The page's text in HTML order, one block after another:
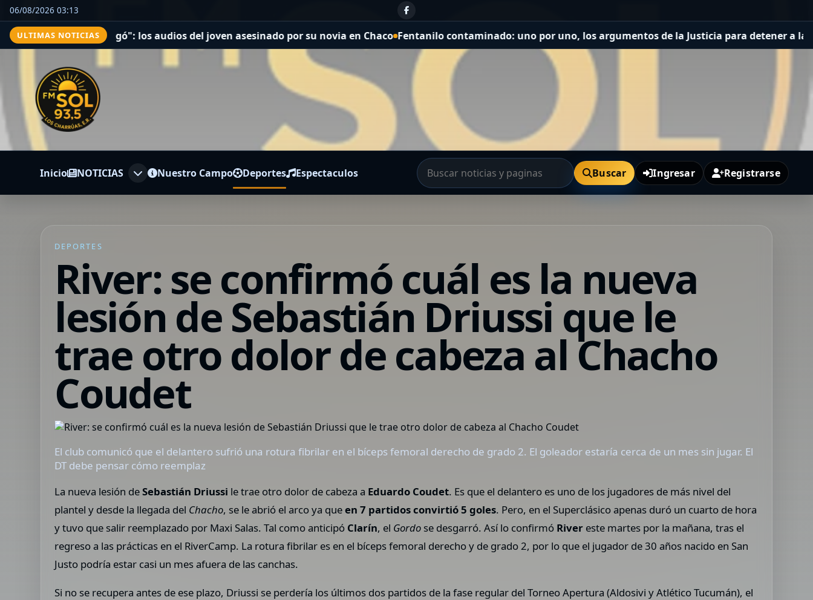
06/08/2026 03:13
ULTIMAS NOTICIAS
me pegó": los audios del joven asesinado por su novia en Chaco Fentanilo contaminado: uno por uno, los argumentos de la Justicia para detener a las dos
Inicio NOTICIAS Nuestro Campo Deportes Espectaculos Buscar Ingresar Registrarse
DEPORTES
River: se confirmó cuál es la nueva
lesión de Sebastián Driussi que le
trae otro dolor de cabeza al Chacho
Coudet
El club comunicó que el delantero sufrió una rotura fibrilar en el bíceps femoral derecho de grado 2. El goleador estaría cerca de un mes sin jugar. El
DT debe pensar cómo reemplaz
La nueva lesión deSebastián Driussi le trae otro dolor de cabeza a Eduardo Coudet. Es que el delantero es uno de los jugadores de más nivel del
plantel y desde la llegada del Chacho, se le abrió el arco ya queen 7 partidos convirtió 5 goles. Pero, en el Superclásico apenas duró un cuarto de hora
y tuvo que salir reemplazado por Maxi Salas. Tal como anticipó Clarín, el Gordo se desgarró. Así lo confirmó River este martes por la mañana, tras el
regreso a las prácticas en el RiverCamp. La rotura fibrilar es en el bíceps femoral derecho y de grado 2, por lo que el jugador de 30 años nacido en San
Justo podría estar casi un mes afuera de las canchas.
Si no se recupera antes de ese plazo, Driussi se perdería los últimos dos partidos de la fase regular del Torneo Apertura (Aldosivi y Atlético Tucumán), el